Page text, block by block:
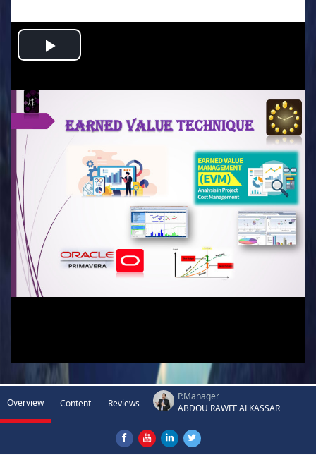
Play
Video
Overview Content Reviews
P.Manager
ABDOU RAWFF ALKASSAR